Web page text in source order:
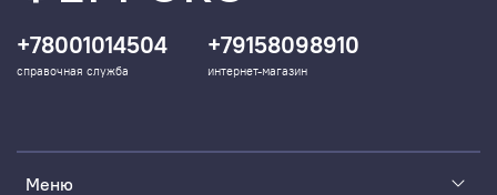
Меню
+78001014504
справочная служба
+79158098910
интернет-магазин